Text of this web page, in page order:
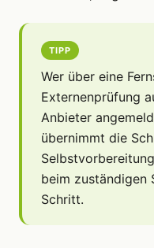
TIPP
Wer über eine
Externenprüfung
Anbieter
übernimmt die
beim zuständigen
Schritt.